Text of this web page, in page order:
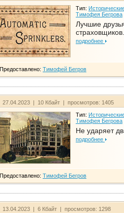
Тип:
Тимофея Бегрова
Лучшие
подробнее
Предоставлено: Тимофей Бегров
27.04.2023 | 10 Кбайт | просмотров: 1405
Тип:
Тимофея Бегрова
Не ударяет
подробнее
Предоставлено: Тимофей Бегров
13.04.2023 | 6 Кбайт | просмотров: 1298